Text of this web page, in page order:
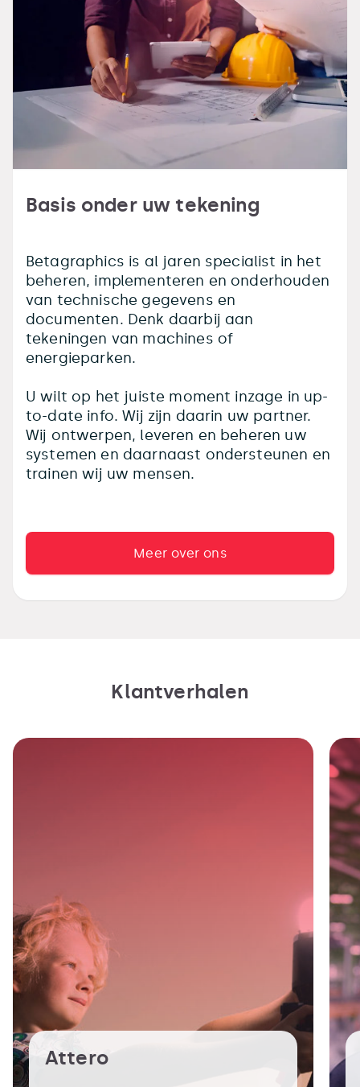
Basis onder uw tekening
Betagraphics is al jaren specialist in het
beheren, implementeren en onderhouden
van technische gegevens en
documenten. Denk daarbij aan
tekeningen van machines of
energieparken.
U wilt op het juiste moment inzage in up-
to-date info. Wij zijn daarin uw partner.
Wij ontwerpen, leveren en beheren uw
systemen en daarnaast ondersteunen en
trainen wij uw mensen.
Meer over ons
Klantverhalen
Attero